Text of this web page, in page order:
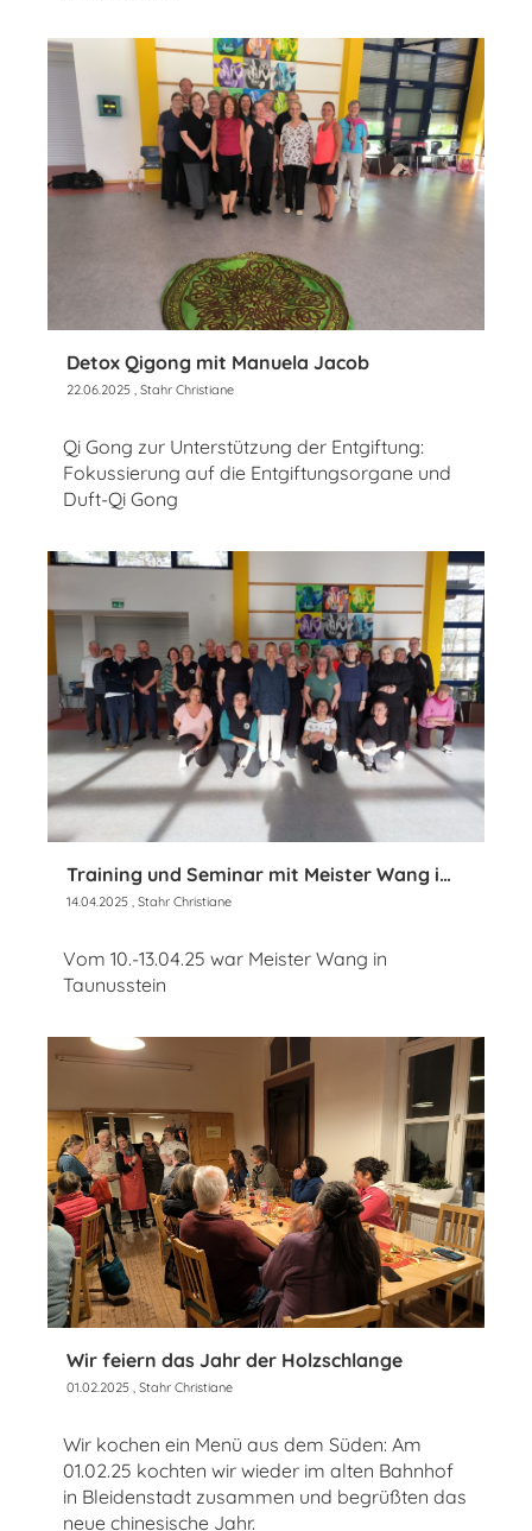
Detox Qigong mit Manuela Jacob
22.06.2025 , Stahr Christiane
Qi Gong zur Unterstützung der Entgiftung:
Fokussierung auf die Entgiftungsorgane und
Duft-Qi Gong
Training und Seminar mit Meister Wang im April 2025
14.04.2025 , Stahr Christiane
Vom 10.-13.04.25 war Meister Wang in
Taunusstein
Wir feiern das Jahr der Holzschlange
01.02.2025 , Stahr Christiane
Wir kochen ein Menü aus dem Süden: Am
01.02.25 kochten wir wieder im alten Bahnhof
in Bleidenstadt zusammen und begrüßten das
neue chinesische Jahr.